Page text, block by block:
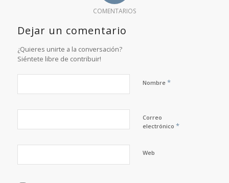
COMENTARIOS
Dejar un comentario
¿Quieres unirte a la conversación?
Siéntete libre de contribuir!
Nombre *
Correo
electrónico *
Web